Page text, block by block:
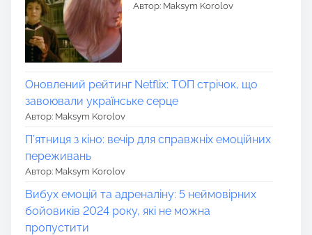
Автор: Maksym Korolov
Оновлений рейтинг Netflix: ТОП стрічок, що
завоювали українське серце
Автор: Maksym Korolov
П’ятниця з кіно: вечір для справжніх емоційних
переживань
Автор: Maksym Korolov
Вибух емоцій та адреналіну: 5 неймовірних
бойовиків 2024 року, які не можна
пропустити